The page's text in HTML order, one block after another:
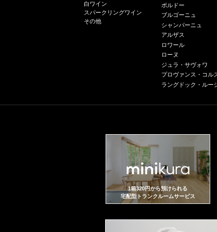
白ワイン
スパークリングワイン
その他
ボルドー
ブルゴーニュ
シャンパーニュ
アルザス
ロワール
ローヌ
ジュラ・サヴォワ
プロヴァンス・コル
ラングドック・ルー
1箱320円から預けられる
宅配型トランクルームサービス